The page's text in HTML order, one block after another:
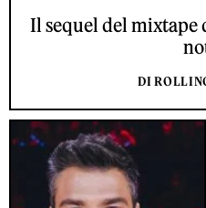
Il sequel del mixtape
DI